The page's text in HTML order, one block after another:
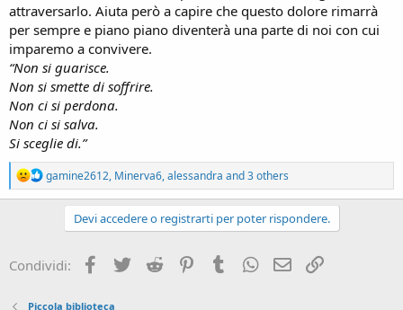
attraversarlo. Aiuta però a capire che questo dolore rimarrà
per sempre e piano piano diventerà una parte di noi con cui
imparemo a convivere.
“Non si guarisce.
Non si smette di soffrire.
Non ci si perdona.
Non ci si salva.
Si sceglie di.”
R
e
a
o
n
:
gamine2612, Minerva6,alessandra and 3 others
Devi accedere o registrarti per poter rispondere.
Condividi: Facebook
Twitter Reddit PinterestTumblrWhatsApp
e-mail
Piccola biblioteca